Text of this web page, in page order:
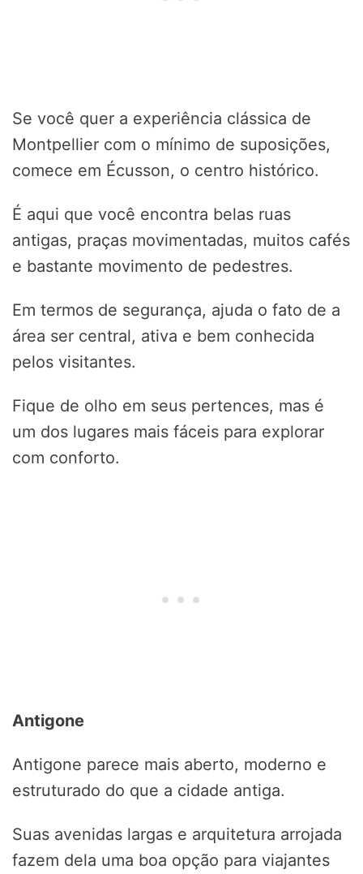
Se você quer a experiência clássica de
Montpellier com o mínimo de suposições,
comece em Écusson, o centro histórico.
É aqui que você encontra belas ruas
antigas, praças movimentadas, muitos cafés
e bastante movimento de pedestres.
Em termos de segurança, ajuda o fato de a
área ser central, ativa e bem conhecida
pelos visitantes.
Fique de olho em seus pertences, mas é
um dos lugares mais fáceis para explorar
com conforto.
Antigone
Antigone parece mais aberto, moderno e
estruturado do que a cidade antiga.
Suas avenidas largas e arquitetura arrojada
fazem dela uma boa opção para viajantes